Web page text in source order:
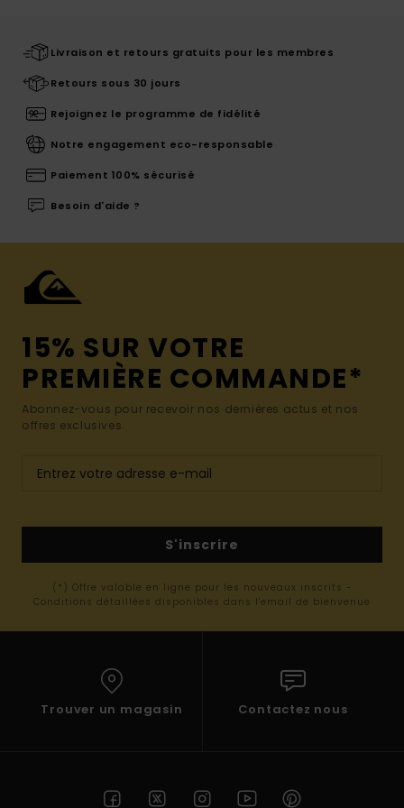
Livraison et retours gratuits pour les membres
Retours sous 30 jours
Rejoignez le programme de fidélité
Notre engagement eco-responsable
Paiement 100% sécurisé
Besoin d'aide ?
15% SUR VOTRE
PREMIÈRE COMMANDE*
Abonnez-vous pour recevoir nos dernières actus et nos
offres exclusives.
S'inscrire
(*) Offre valable en ligne pour les nouveaux inscrits -
Conditions détaillées disponibles dans l'email de bienvenue
Trouver un magasin Contactez nous